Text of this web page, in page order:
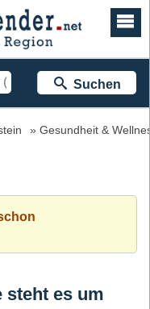
Suchen
Gesundheit &
steht es um